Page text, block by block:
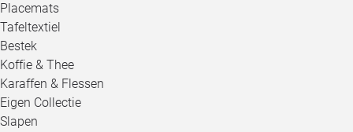
Placemats
Tafeltextiel
Bestek
Koffie & Thee
Karaffen & Flessen
Eigen Collectie
Slapen